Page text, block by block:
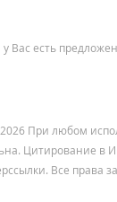
Вас есть
При любом
Цитирование в
Все права